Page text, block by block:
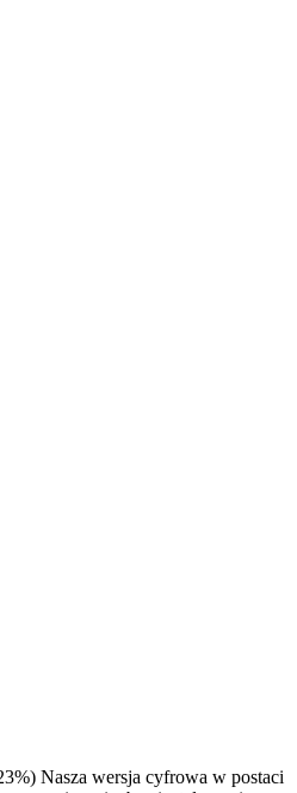
Nasza wersja cyfrowa w postaci